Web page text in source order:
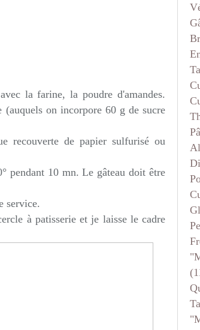
la farine, la poudre d'amandes.
on incorpore 60 g de sucre
recouverte de papier sulfurisé ou
pendant 10 mn. Le gâteau doit être
service.
à patisserie et je laisse le cadre